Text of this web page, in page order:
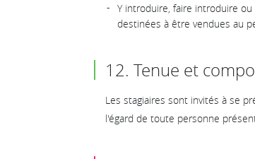
Y introduire, faire introduire
destinées à être vendues au
12. Tenue et
Les stagiaires sont invités à se
l'égard de toute personne